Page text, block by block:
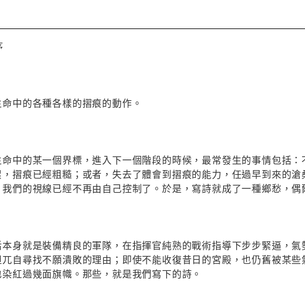
中的各種各樣的摺痕的動作。
中的某一個界標，進入下一個階段的時候，最常發生的事情包括：
摺痕已經粗糙；或者，失去了體會到摺痕的能力，任過早到來的
們的視線已經不再由自己控制了。於是，寫詩就成了一種鄉愁，偶
身就是裝備精良的軍隊，在指揮官純熟的戰術指導下步步緊逼，
自尋找不願潰敗的理由；即使不能收復昔日的宮殿，也仍舊被某
紅過幾面旗幟。那些，就是我們寫下的詩。